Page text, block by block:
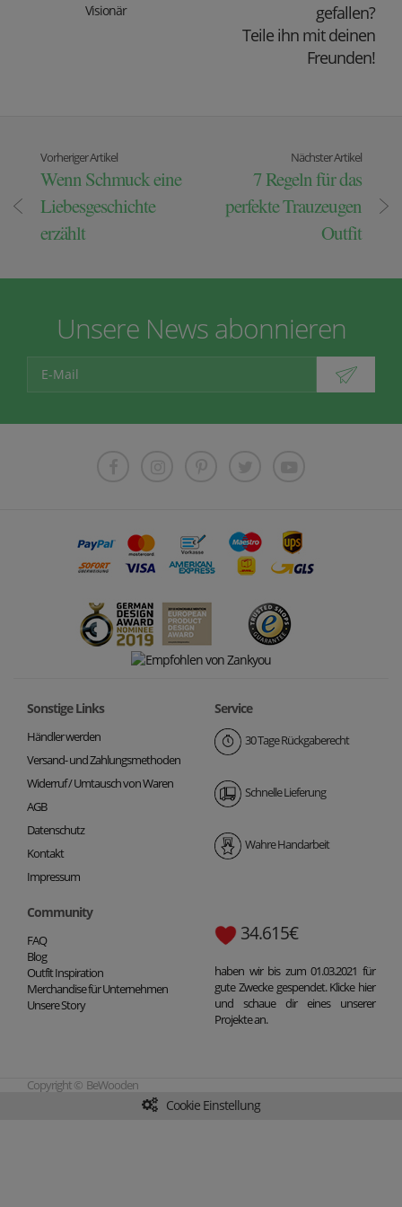
Visionär
gefallen?
Teile ihn mit deinen
Freunden!
Vorheriger Artikel
Wenn Schmuck eine
Liebesgeschichte
erzählt
Nächster Artikel
7 Regeln für das
perfekte Trauzeugen
Outfit
Unsere News abonnieren
Sonstige Links
Händler werden
Versand- und Zahlungsmethoden
Widerruf / Umtausch von Waren
AGB
Datenschutz
Kontakt
Impressum
Service
30 Tage Rückgaberecht
Schnelle Lieferung
Wahre Handarbeit
Community
FAQ
Blog
Outfit Inspiration
Merchandise für Unternehmen
Unsere Story
34.615€
haben wir bis zum 01.03.2021 für
gute Zwecke gespendet. Klicke hier
und schaue dir eines unserer
Projekte an.
Copyright © BeWooden
Cookie Einstellung